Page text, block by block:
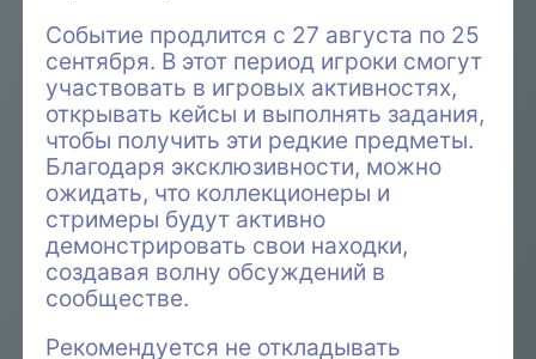
Событие продлится с 27 августа по 25
сентября. В этот период игроки смогут
участвовать в игровых активностях,
открывать кейсы и выполнять задания,
чтобы получить эти редкие предметы.
Благодаря эксклюзивности, можно
ожидать, что коллекционеры и
стримеры будут активно
демонстрировать свои находки,
создавая волну обсуждений в
сообществе.
Рекомендуется не откладывать